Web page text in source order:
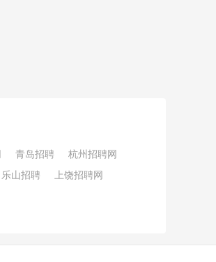
青岛招聘
杭州招聘网
乐山招聘 上饶招聘网